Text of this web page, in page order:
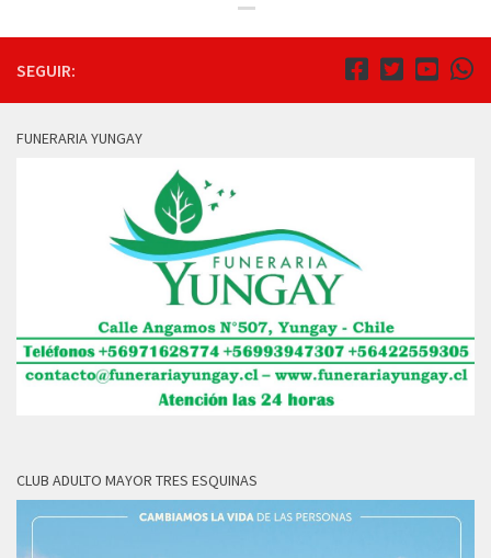
SEGUIR:
FUNERARIA YUNGAY
CLUB ADULTO MAYOR TRES ESQUINAS